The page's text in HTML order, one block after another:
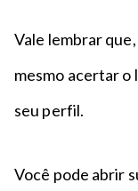
Vale lembrar
mesmo acertar o
seu perfil.
Você pode abrir